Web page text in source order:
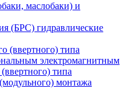
маслобаки) и
(БРС) гидравлические
(ввертного) типа
электромагнитным
типа
монтажа